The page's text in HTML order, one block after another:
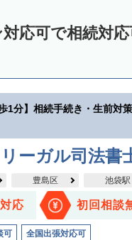
応可で相続対
1分】相続手続き・生前対
ーガル司法書
豊島区 池袋駅
応 初回相談
可 全国出張対応可